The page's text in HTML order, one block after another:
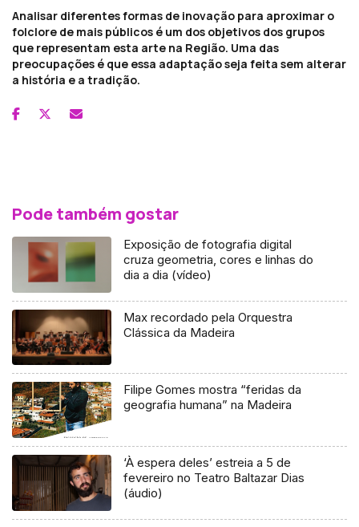
Analisar diferentes formas de inovação para aproximar o
folclore de mais públicos é um dos objetivos dos grupos
que representam esta arte na Região. Uma das
preocupações é que essa adaptação seja feita sem alterar
a história e a tradição.
Pode também gostar
Exposição de fotografia digital
cruza geometria, cores e linhas do
dia a dia (vídeo)
Max recordado pela Orquestra
Clássica da Madeira
Filipe Gomes mostra “feridas da
geografia humana” na Madeira
‘À espera deles’ estreia a 5 de
fevereiro no Teatro Baltazar Dias
(áudio)